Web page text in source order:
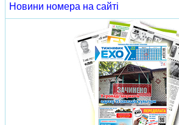
Новини номера на сайті